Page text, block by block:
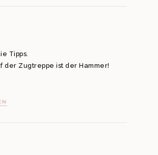
Tipps.
der Zugtreppe ist der Hammer!